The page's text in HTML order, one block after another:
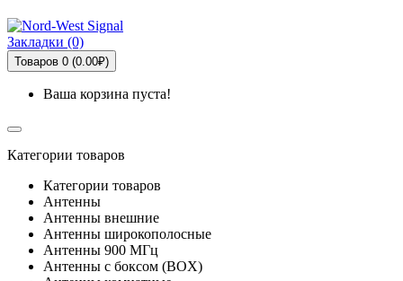
Закладки (0)
Товаров 0 (0.00₽)
Ваша корзина пуста!
Категории товаров
Категории товаров
Антенны
Антенны внешние
Антенны широкополосные
Антенны 900 МГц
Антенны с боксом (BOX)